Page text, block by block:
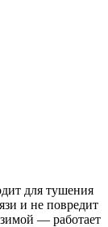
для тушения
и не повредит
— работает